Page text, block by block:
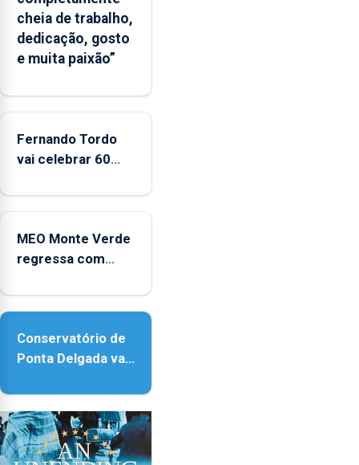
cheia de trabalho,
dedicação, gosto
e muita paixão”
Fernando Tordo
vai celebrar 60
no Coliseu
MEO Monte Verde
regressa com
acessibilidade
Conservatório de
Ponta Delgada vai
instrumentos